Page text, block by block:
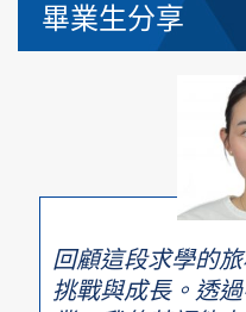
畢業生分享
回顧這段求學的
挑戰與成長。透